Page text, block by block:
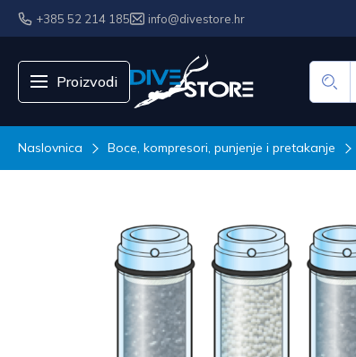
+385 52 214 185 info@divestore.hr
Proizvodi
Naslovnica Boce, kompresori, punjenje i pretakanje